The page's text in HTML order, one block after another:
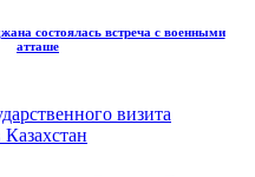
состоялась встреча с военными
атташе